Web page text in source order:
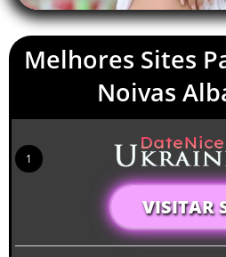
Melhores Sites
Noivas
1
VISITAR